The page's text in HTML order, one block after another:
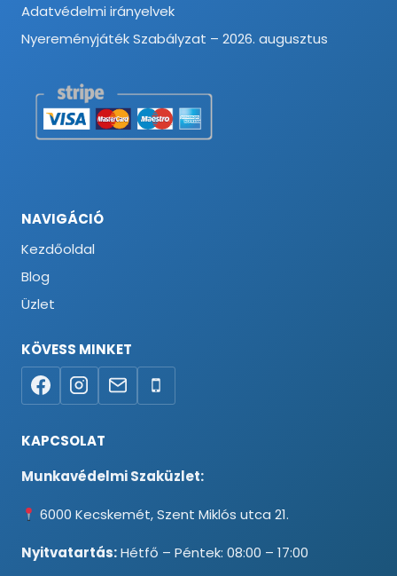
Adatvédelmi irányelvek
Nyereményjáték Szabályzat – 2026. augusztus
NAVIGÁCIÓ
Kezdőoldal
Blog
Üzlet
KÖVESS MINKET
KAPCSOLAT
Munkavédelmi Szaküzlet:
6000 Kecskemét, Szent Miklós utca 21.
Nyitvatartás:Hétfő – Péntek: 08:00 – 17:00